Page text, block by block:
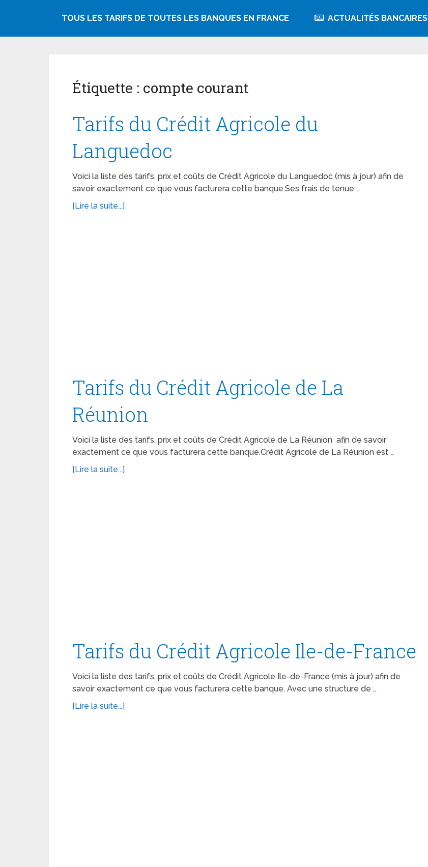
TOUS LES TARIFS DE TOUTES LES BANQUES EN FRANCE ACTUALITÉS BANCAIRES
Étiquette : compte courant
Tarifs du Crédit Agricole du
Languedoc
Voici la liste des tarifs, prix et coûts de Crédit Agricole du Languedoc (mis à jour) afin de
savoir exactement ce que vous facturera cette banque.Ses frais de tenue …
[Lire la suite...]
Tarifs du Crédit Agricole de La
Réunion
Voici la liste des tarifs, prix et coûts de Crédit Agricole de La Réunion afin de savoir
exactement ce que vous facturera cette banque.Crédit Agricole de La Réunion est …
[Lire la suite...]
Tarifs du Crédit Agricole Ile-de-France
Voici la liste des tarifs, prix et coûts de Crédit Agricole Ile-de-France (mis à jour) afin de
savoir exactement ce que vous facturera cette banque. Avec une structure de …
[Lire la suite...]